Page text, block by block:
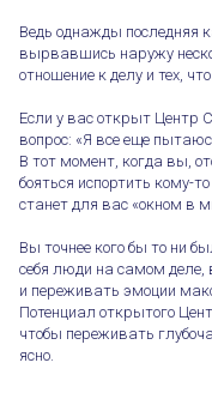
Открытый
Ведь однажды последняя
вырвавшись наружу
отношение к делу и тех,
Если у вас открыт Центр
вопрос: «Я все еще
В тот момент, когда вы,
бояться испортить кому-
станет для вас «окном в
Вы точнее кого бы то ни
себя люди на самом деле,
и переживать эмоции
Потенциал открытого
чтобы переживать
ясно.